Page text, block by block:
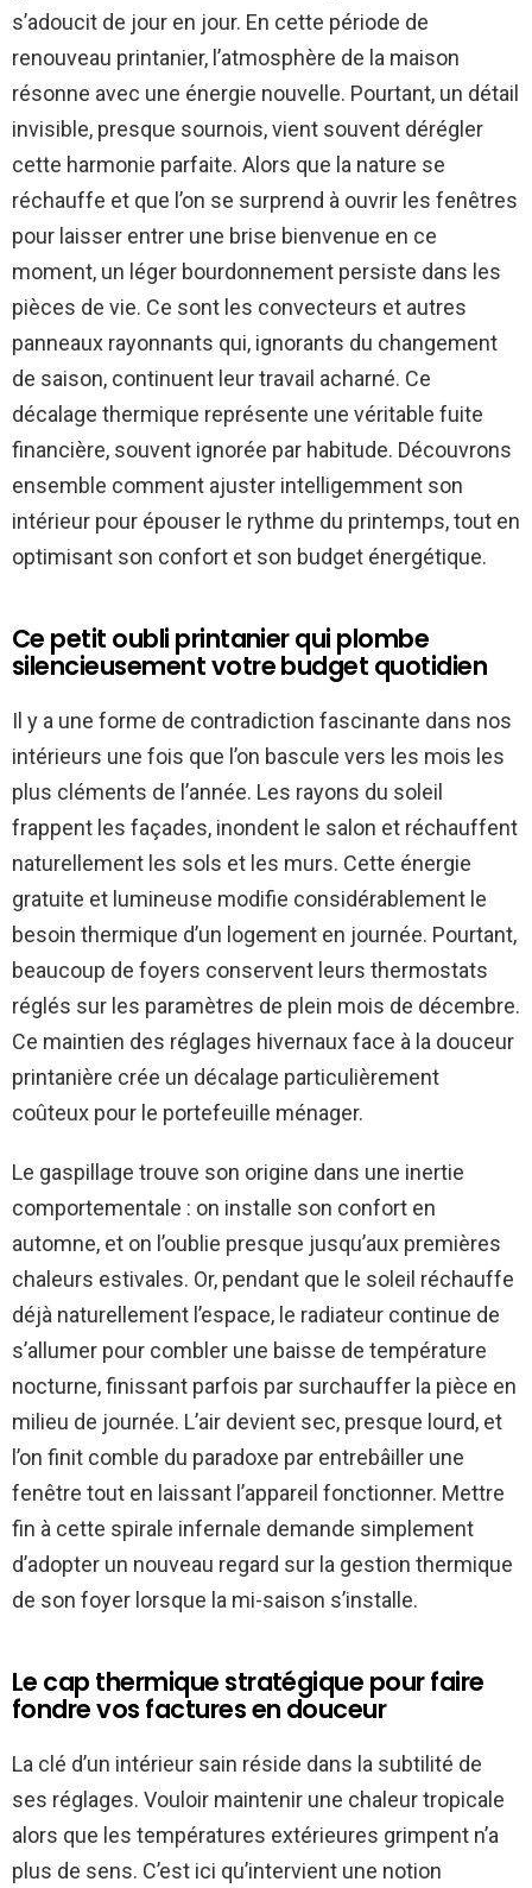
s’adoucit de jour en jour. En cette période de
renouveau printanier, l’atmosphère de la maison
résonne avec une énergie nouvelle. Pourtant, un détail
invisible, presque sournois, vient souvent dérégler
cette harmonie parfaite. Alors que la nature se
réchauffe et que l’on se surprend à ouvrir les fenêtres
pour laisser entrer une brise bienvenue en ce
moment, un léger bourdonnement persiste dans les
pièces de vie. Ce sont les convecteurs et autres
panneaux rayonnants qui, ignorants du changement
de saison, continuent leur travail acharné. Ce
décalage thermique représente une véritable fuite
financière, souvent ignorée par habitude. Découvrons
ensemble comment ajuster intelligemment son
intérieur pour épouser le rythme du printemps, tout en
optimisant son confort et son budget énergétique.
Ce petit oubli printanier qui plombe
silencieusement votre budget quotidien
Il y a une forme de contradiction fascinante dans nos
intérieurs une fois que l’on bascule vers les mois les
plus cléments de l’année. Les rayons du soleil
frappent les façades, inondent le salon et réchauffent
naturellement les sols et les murs. Cette énergie
gratuite et lumineuse modifie considérablement le
besoin thermique d’un logement en journée. Pourtant,
beaucoup de foyers conservent leurs thermostats
réglés sur les paramètres de plein mois de décembre.
Ce maintien des réglages hivernaux face à la douceur
printanière crée un décalage particulièrement
coûteux pour le portefeuille ménager.
Le gaspillage trouve son origine dans une inertie
comportementale : on installe son confort en
automne, et on l’oublie presque jusqu’aux premières
chaleurs estivales. Or, pendant que le soleil réchauffe
déjà naturellement l’espace, le radiateur continue de
s’allumer pour combler une baisse de température
nocturne, finissant parfois par surchauffer la pièce en
milieu de journée. L’air devient sec, presque lourd, et
l’on finit comble du paradoxe par entrebâiller une
fenêtre tout en laissant l’appareil fonctionner. Mettre
fin à cette spirale infernale demande simplement
d’adopter un nouveau regard sur la gestion thermique
de son foyer lorsque la mi-saison s’installe.
Le cap thermique stratégique pour faire
fondre vos factures en douceur
La clé d’un intérieur sain réside dans la subtilité de
ses réglages. Vouloir maintenir une chaleur tropicale
alors que les températures extérieures grimpent n’a
plus de sens. C’est ici qu’intervient une notion